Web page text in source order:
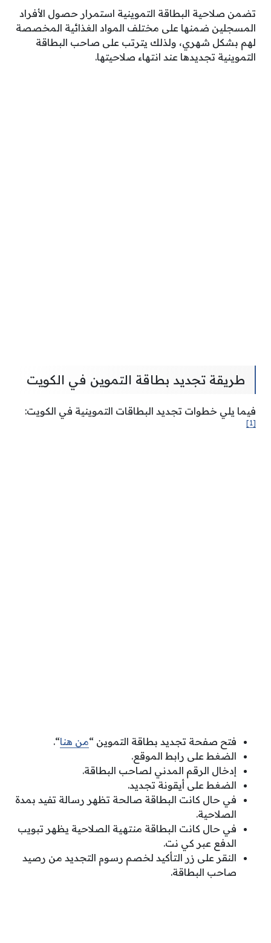
تضمن صلاحية البطاقة التموينية استمرار حصول الأفراد
المسجلين ضمنها على مختلف المواد الغذائية المخصصة
لهم بشكل شهري، ولذلك يترتب على صاحب البطاقة
التموينية تجديدها عند انتهاء صلاحيتها.
طريقة تجديد بطاقة التموين في الكويت
فيما يلي خطوات تجديد البطاقات التموينية في الكويت:
[1]
فتح صفحة تجديد بطاقة التموين “من هنا“.
الضغط على رابط الموقع.
إدخال الرقم المدني لصاحب البطاقة.
الضغط على أيقونة تجديد.
في حال كانت البطاقة صالحة تظهر رسالة تفيد بمدة
الصلاحية.
في حال كانت البطاقة منتهية الصلاحية يظهر تبويب
الدفع عبر كي نت.
النقر على زر التأكيد لخصم رسوم التجديد من رصيد
صاحب البطاقة.